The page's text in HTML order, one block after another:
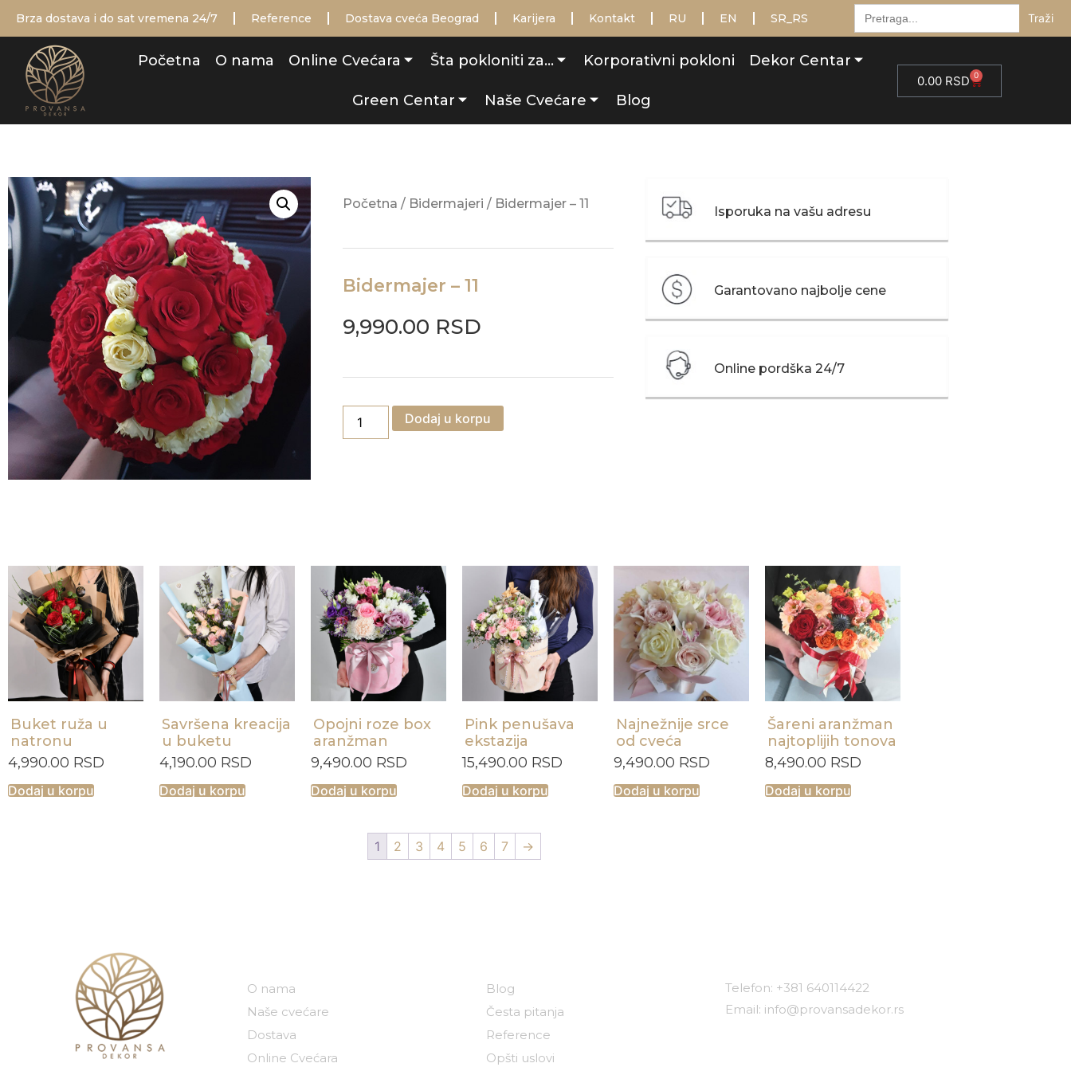
Brza dostava i do sat vremena 24/7 Reference Dostava cveća Beograd Karijera Kontakt RU EN SR_RS
Тражити:
Početna O nama Online Cvećara Šta pokloniti za… Korporativni pokloni Dekor Centar
Green Centar Naše Cvećare Blog
0.00 RSD 0
Početna / Bidermajeri / Bidermajer – 11
Bidermajer – 11
9,990.00 RSD
Dodaj u korpu
Isporuka na vašu adresu
Garantovano najbolje cene
Online pordška 24/7
Buket ruža u
natronu
4,990.00 RSD
Dodaj u korpu
Savršena kreacija
u buketu
4,190.00 RSD
Dodaj u korpu
Opojni roze box
aranžman
9,490.00 RSD
Dodaj u korpu
Pink penušava
ekstazija
15,490.00 RSD
Dodaj u korpu
Najnežnije srce
od cveća
9,490.00 RSD
Dodaj u korpu
Šareni aranžman
najtoplijih tonova
8,490.00 RSD
Dodaj u korpu
1 2 3 4 5 6 7 →
O nama
Naše cvećare
Dostava
Online Cvećara
Blog
Česta pitanja
Reference
Opšti uslovi
Telefon: +381 640114422
Email: info@provansadekor.rs